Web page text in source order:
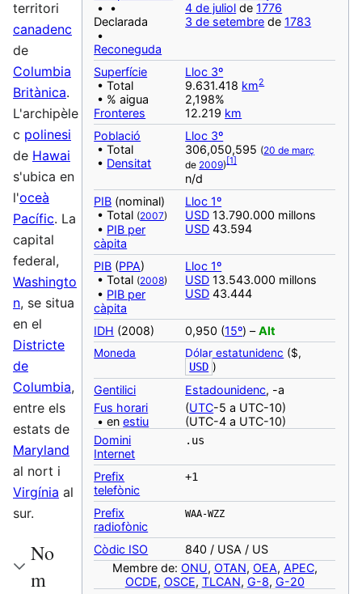
• •
Declarada
•
Reconeguda
4 de juliol de1776
3 de setembre de1783
Superfície
• Total
• % aigua
Fronteres
Lloc 3º
9.631.418 km2
2,198%
12.219 km
Població
• Total
• Densitat
Lloc 3º
306,050,595 (20 de març
de 2009)[1]
n/d
PIB (nominal)
• Total (2007)
• PIB per
càpita
Lloc 1º
USD 13.790.000 millons
USD 43.594
PIB (PPA)
• Total (2008)
• PIB per
càpita
Lloc 1º
USD 13.543.000 millons
USD 43.444
IDH (2008) 0,950 (15º) –Alt
Moneda Dólar estatunidenc ($,
USD )
‎Gentilici Estadounidenc, -a
Fus horari
• enestiu
(UTC-5 a UTC-10)
(UTC-4 a UTC-10)
Domini
Internet
.us
Prefix
telefònic
+1
Prefix
radiofònic
WAA-WZZ
Còdic ISO
840 / USA / US
Membre de: ONU, OTAN, OEA, APEC,
OCDE, OSCE, TLCAN, G-8, G-20
territori
canadenc
de
Columbia
Britànica.
L'archipèle
c polinesi
de Hawai
s'ubica en
l'oceà
Pacífic. La
capital
federal,
Washingto
n, se situa
en el
Districte
de
Columbia,
entre els
estats de
Maryland
al nort i
Virgínia al
sur.
No
m